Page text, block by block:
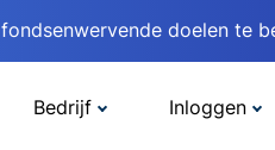
doelen te
Bedrijf Inloggen